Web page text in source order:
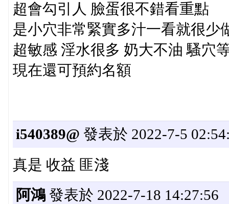
超會勾引人 臉蛋很不錯看重點
是小穴非常緊實多汁一看就很少
超敏感 淫水很多 奶大不油 騷穴
現在還可預約名額
i540389@ 發表於 2022-7-5
真是 收益 匪淺
阿鴻發表於 2022-7-18 14:27:56